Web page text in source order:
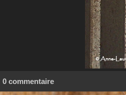
0 commentaire